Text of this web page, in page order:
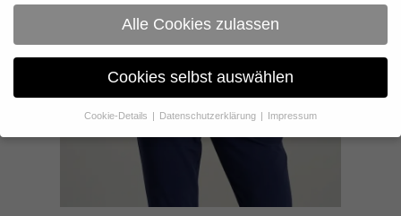
Alle Cookies zulassen
Cookies selbst auswählen
Cookie-Details Datenschutzerklärung Impressum
Datenschutzeinstellungen
Wenn Sie unter 16 Jahre alt sind und Ihre Zustimmung zu
freiwilligen Diensten geben möchten, müssen Sie Ihre
Erziehungsberechtigten um Erlaubnis bitten.